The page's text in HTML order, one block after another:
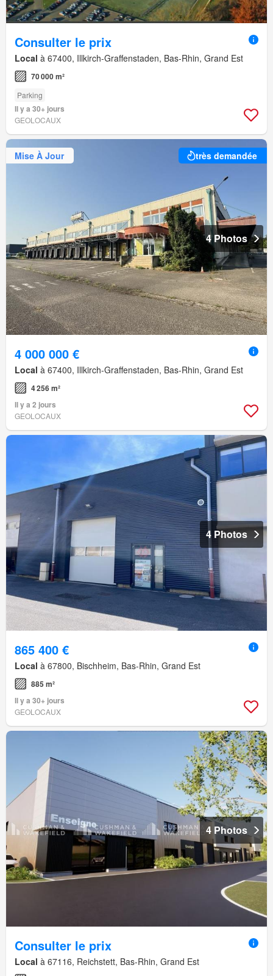
Consulter le prix
Local à 67400, Illkirch-Graffenstaden, Bas-Rhin, Grand Est
70 000 m²
Parking
Il y a 30+ jours
GEOLOCAUX
Mise À Jour très demandée
4 Photos
4 000 000 €
Local à 67400, Illkirch-Graffenstaden, Bas-Rhin, Grand Est
4 256 m²
Il y a 2 jours
GEOLOCAUX
4 Photos
865 400 €
Local à 67800, Bischheim, Bas-Rhin, Grand Est
885 m²
Il y a 30+ jours
GEOLOCAUX
4 Photos
Consulter le prix
Local à 67116, Reichstett, Bas-Rhin, Grand Est